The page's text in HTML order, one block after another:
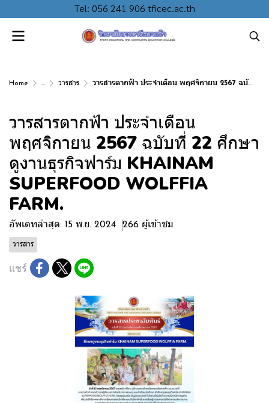
Tel: 056 241 906 tficec.ac.th
Home ... วารสาร วารสารตากฟ้า ประจำเดือน พฤศจิกายน 2567 ฉบับที่ 22 ศึกษาดูงานธุรกิจฟาร์ม KHAINAM SUPERFOOD WOLFFIA FARM.
วารสารตากฟ้า ประจำเดือน
พฤศจิกายน 2567 ฉบับที่ 22 ศึกษา
ดูงานธุรกิจฟาร์ม KHAINAM
SUPERFOOD WOLFFIA
FARM.
อัพเดทล่าสุด: 15 พ.ย. 2024 266 ผู้เข้าชม
วารสาร
แชร์